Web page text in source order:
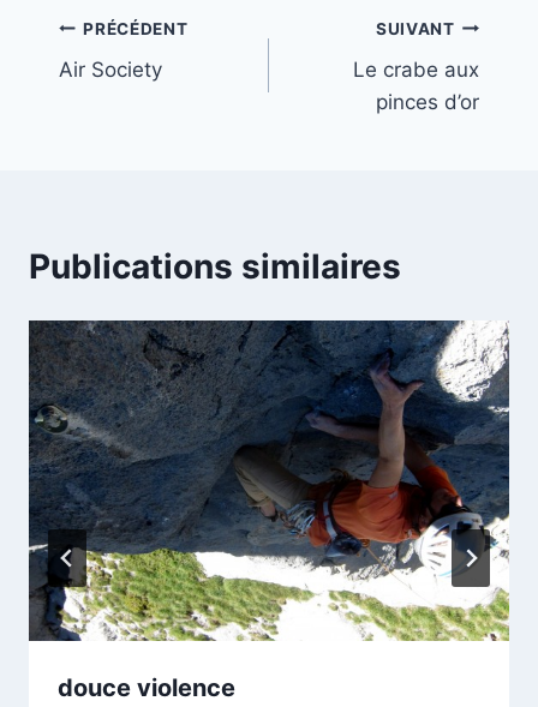
Navigation
de
PRÉCÉDENT
Air Society
SUIVANT
Le crabe aux
pinces d’or
Publications similaires
douce violence